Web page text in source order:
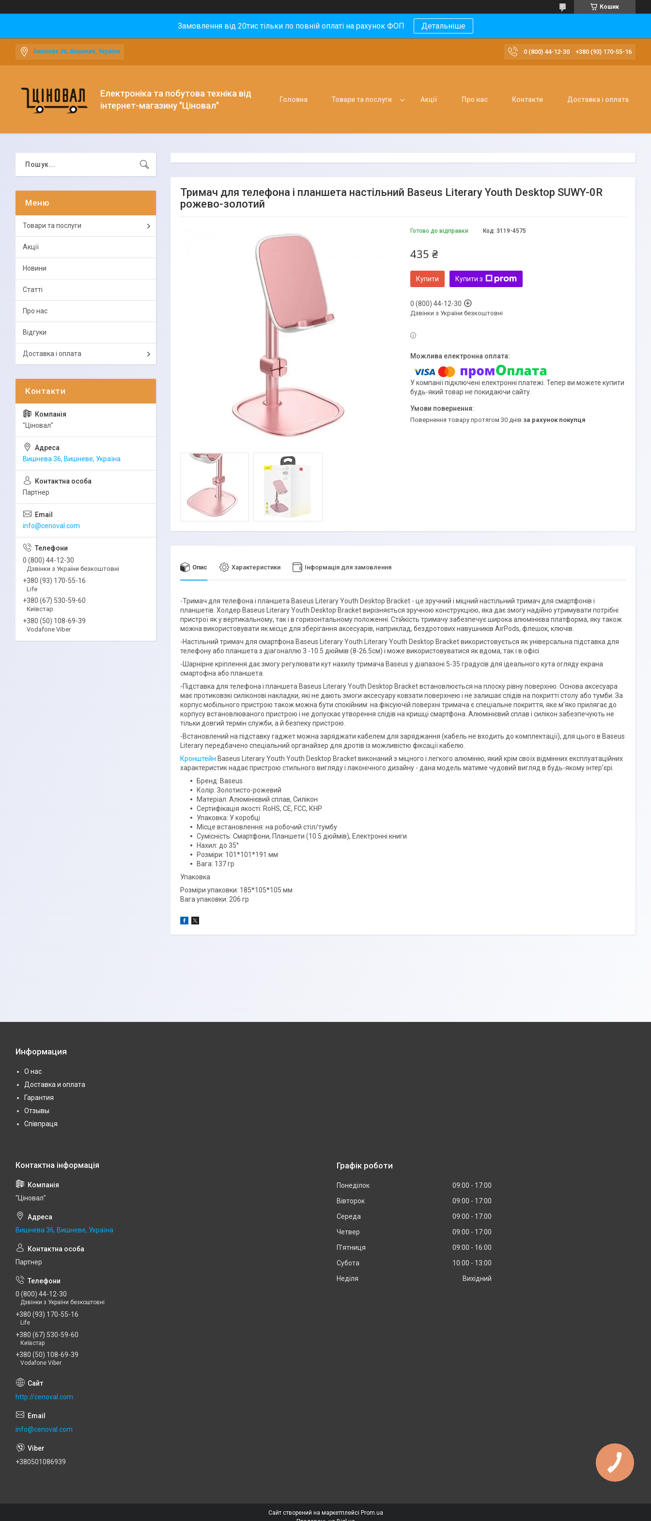
Кошик
Замовлення від 20тис тільки по повній оплаті на рахунок ФОП Детальніше
Вишнева 36, Вишневе, Україна 0 (800) 44-12-30 +380 (93) 170-55-16
Електроніка та побутова техніка від
інтернет-магазину "Ціновал"
Головна Товари та послуги Акції Про нас Контакти Доставка і оплата
Тримач для телефона і планшета настільний Baseus Literary Youth Desktop SUWY-0R
рожево-золотий
Готово до відправки Код: 3119-4575
435 ₴
Купити Купити з
0 (800) 44-12-30
Дзвінки з України безкоштовні
У компанії підключені електронні платежі. Тепер ви можете купити
будь-який товар не покидаючи сайту.
повернення товару протягом 30 днів за рахунок покупця
Опис Характеристики Інформація для замовлення
-Тримач для телефона і планшета Baseus Literary Youth Desktop Bracket - це зручний і міцний настільний тримач для смартфонів і
планшетів. Холдер Baseus Literary Youth Desktop Bracket вирізняється зручною конструкцією, яка дає змогу надійно утримувати потрібні
пристрої як у вертикальному, так і в горизонтальному положенні. Стійкість тримачу забезпечує широка алюмінієва платформа, яку також
можна використовувати як місце для зберігання аксесуарів, наприклад, бездротових навушників AirPods, флешок, ключів.
-Настільний тримач для смартфона Baseus Literary Youth Literary Youth Desktop Bracket використовується як універсальна підставка для
телефону або планшета з діагоналлю 3 -10.5 дюймів (8-26.5см) і може використовуватися як вдома, так і в офісі.
-Шарнірне кріплення дає змогу регулювати кут нахилу тримача Baseus у діапазоні 5-35 градусів для ідеального кута огляду екрана
смартофна або планшета.
-Підставка для телефона і планшета Baseus Literary Youth Desktop Bracket встановлюється на плоску рівну поверхню. Основа аксесуара
має протиковзкі силіконові накладки, які не дають змоги аксесуару ковзати поверхнею і не залишає слідів на покритті столу або тумби. За
корпус мобільного пристрою також можна бути спокійним: на фіксуючій поверхні тримача є спеціальне покриття, яке м'яко прилягає до
корпусу встановлюваного пристрою і не допускає утворення слідів на кришці смартфона. Алюмінієвий сплав і силікон забезпечують не
тільки довгий термін служби, а й безпеку пристрою.
-Встановлений на підставку гаджет можна заряджати кабелем для заряджання (кабель не входить до комплектації), для цього в Baseus
Literary передбачено спеціальний органайзер для дротів із можливістю фіксації кабелю.
Кронштейн Baseus Literary Youth Youth Desktop Bracket виконаний з міцного і легкого алюмінію, який крім своїх відмінних експлуатаційних
характеристик надає пристрою стильного вигляду і лаконічного дизайну - дана модель матиме чудовий вигляд в будь-якому інтер'єрі.
Бренд: Baseus
Колір: Золотисто-рожевий
Матеріал: Алюмінієвий сплав, Силікон
Сертифікація якості: RoHS, CE, FCC, КНР
Упаковка: У коробці
Місце встановлення: на робочий стіл/тумбу
Сумісність: Смартфони, Планшети (10.5 дюймів), Електронні книги
Нахил: до 35°
Розміри: 101*101*191 мм
Вага: 137 гр
Упаковка
Розміри упаковки: 185*105*105 мм
Вага упаковки: 206 гр
Товари та послуги
Акції
Новини
Статті
Про нас
Відгуки
Доставка і оплата
"Ціновал"
Вишнева 36, Вишневе, Україна
Партнер
info@cenoval.com
0 (800) 44-12-30
Дзвінки з України безкоштовні
+380 (93) 170-55-16
Life
+380 (67) 530-59-60
Київстар
+380 (50) 108-69-39
Vodafone Viber
Информация
О нас
Доставка и оплата
Гарантия
Отзывы
Співпраця
"Ціновал"
Вишнева 36, Вишневе, Україна
Партнер
0 (800) 44-12-30
Дзвінки з України безкоштовні
+380 (93) 170-55-16
Life
+380 (67) 530-59-60
Київстар
+380 (50) 108-69-39
Vodafone Viber
http://cenoval.com
info@cenoval.com
+380501086939
Графік роботи
Понеділок 09:00
17:00
Вівторок
09:00
17:00
Середа
09:00
17:00
Четвер
09:00
17:00
Пʼятниця
09:00
16:00
Субота
10:00
13:00
Неділя
Вихідний
Сайт створений на маркетплейсі Prom.ua